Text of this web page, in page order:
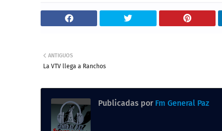
ANTIGUOS
La VTV llega a Ranchos
Publicadas por Fm General Paz